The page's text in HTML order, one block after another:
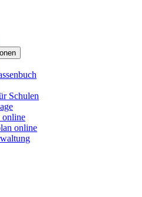
Schulen
online
online